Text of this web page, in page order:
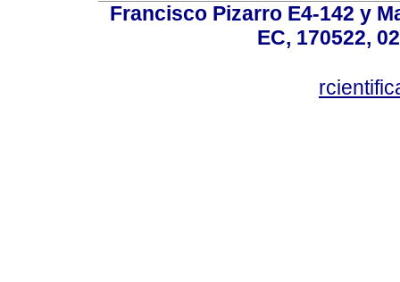
Francisco Pizarro E4-142 y
EC, 170522,